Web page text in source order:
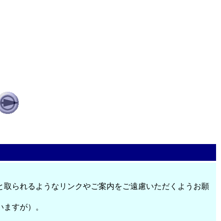
られるようなリンクやご案内をご遠慮いただくようお願
すが）。